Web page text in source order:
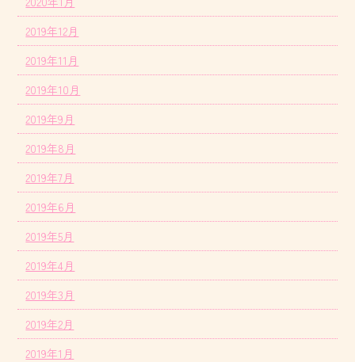
2019年12月
2019年11月
2019年10月
2019年9月
2019年8月
2019年7月
2019年6月
2019年5月
2019年4月
2019年3月
2019年2月
2019年1月